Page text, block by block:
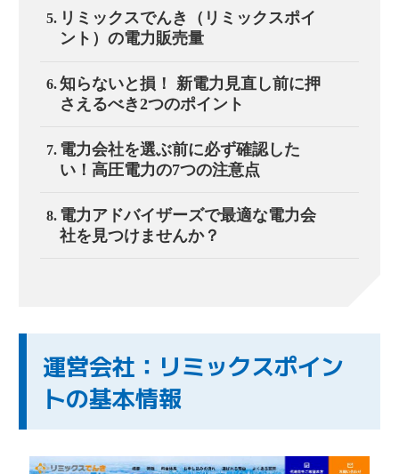
リミックスでんき（リミックスポイ
ント）の電力販売量
知らないと損！ 新電力見直し前に押
さえるべき2つのポイント
電力会社を選ぶ前に必ず確認した
い！高圧電力の7つの注意点
電力アドバイザーズで最適な電力会
社を見つけませんか？
運営会社：リミックスポイン
トの基本情報